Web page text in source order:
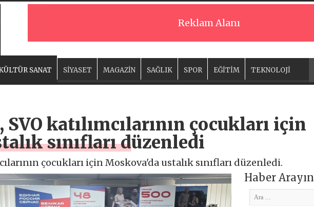
Reklam Alanı
SANAT SİYASET MAGAZİN SAĞLIK SPOR EĞİTİM TEKNOLOJİ
katılımcılarının çocukları için
sınıfları düzenledi
çocukları için Moskova'da ustalık sınıfları düzenledi.
Haber Arayın